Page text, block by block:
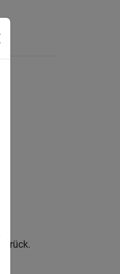
zurück.